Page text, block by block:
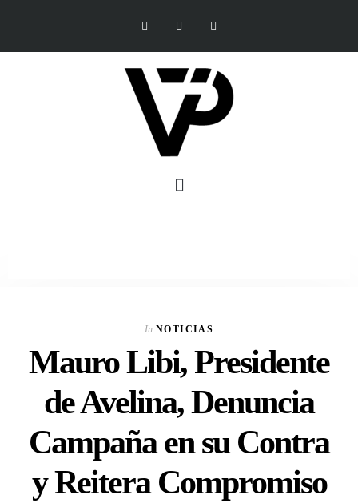
In NOTICIAS
Mauro Libi, Presidente
de Avelina, Denuncia
Campaña en su Contra
y Reitera Compromiso